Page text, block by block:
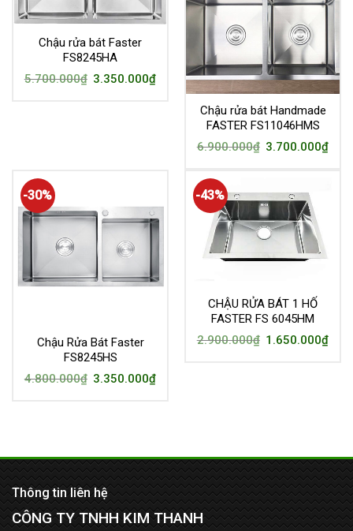
Chậu rửa bát Faster
FS8245HA
5.700.000₫ 3.350.000₫
Chậu rửa bát Handmade
FASTER FS11046HMS
6.900.000₫ 3.700.000₫
-30%
Chậu Rửa Bát Faster
FS8245HS
4.800.000₫ 3.350.000₫
-43%
CHẬU RỬA BÁT 1 HỐ
FASTER FS 6045HM
2.900.000₫ 1.650.000₫
Thông tin liên hệ
CÔNG TY TNHH KIM THANH